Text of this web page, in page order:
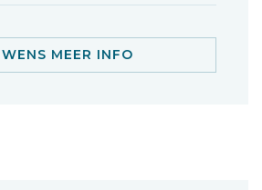
MEER INFO